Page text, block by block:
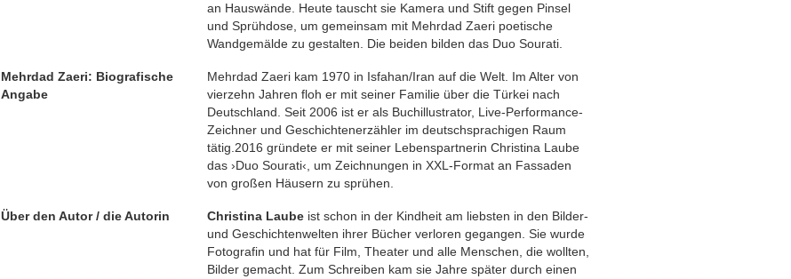
an Hauswände. Heute tauscht sie Kamera und Stift gegen Pinsel
und Sprühdose, um gemeinsam mit Mehrdad Zaeri poetische
Wandgemälde zu gestalten. Die beiden bilden das Duo Sourati.
Mehrdad Zaeri: Biografische
Angabe
Mehrdad Zaeri kam 1970 in Isfahan/Iran auf die Welt. Im Alter von
vierzehn Jahren floh er mit seiner Familie über die Türkei nach
Deutschland. Seit 2006 ist er als Buchillustrator, Live-Performance-
Zeichner und Geschichtenerzähler im deutschsprachigen Raum
tätig.2016 gründete er mit seiner Lebenspartnerin Christina Laube
das ›Duo Sourati‹, um Zeichnungen in XXL-Format an Fassaden
von großen Häusern zu sprühen.
Über den Autor / die Autorin Christina Laube ist schon in der Kindheit am liebsten in den Bilder-
und Geschichtenwelten ihrer Bücher verloren gegangen. Sie wurde
Fotografin und hat für Film, Theater und alle Menschen, die wollten,
Bilder gemacht. Zum Schreiben kam sie Jahre später durch einen